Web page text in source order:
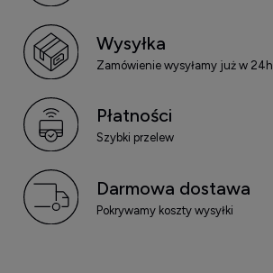
Wysyłka
Zamówienie wysyłamy już w 24h
Płatności
Szybki przelew
Darmowa dostawa
Pokrywamy koszty wysyłki